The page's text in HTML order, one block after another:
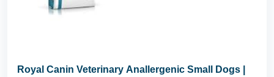
Royal Canin Veterinary Anallergenic Small Dogs |